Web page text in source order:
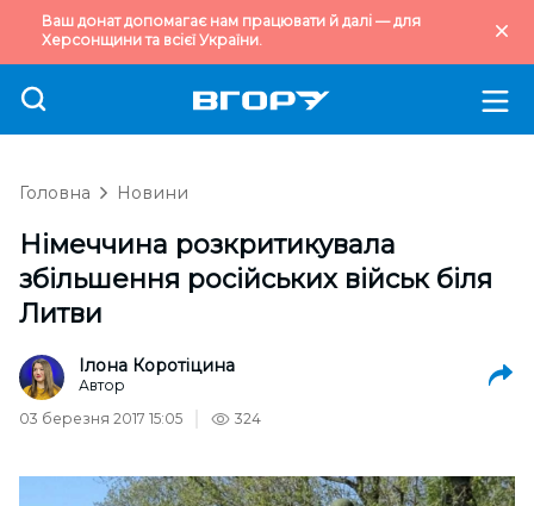
Ваш донат допомагає нам працювати й далі — для
Херсонщини та всієї України.
Головна Новини
Німеччина розкритикувала
збільшення російських військ біля
Литви
Ілона Коротіцина
Автор
03 березня 2017 15:05
324